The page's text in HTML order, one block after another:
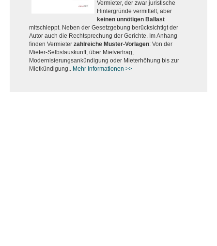
Vermieter, der zwar juristische
Hintergründe vermittelt, aber
keinen unnötigen Ballast
mitschleppt. Neben der Gesetzgebung berücksichtigt der
Autor auch die Rechtsprechung der Gerichte. Im Anhang
finden Vermieter zahlreiche Muster-Vorlagen: Von der
Mieter-Selbstauskunft, über Mietvertrag,
Modernisierungsankündigung oder Mieterhöhung bis zur
Mietkündigung.. Mehr Informationen >>